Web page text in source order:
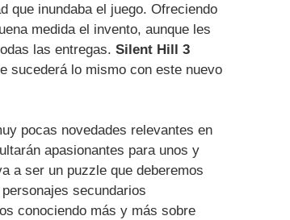
que inundaba el juego. Ofreciendo
medida el invento, aunque les
las entregas. Silent Hill 3
sucederá lo mismo con este nuevo
pocas novedades relevantes en
apasionantes para unos y
a ser un puzzle que deberemos
secundarios
conociendo más y más sobre